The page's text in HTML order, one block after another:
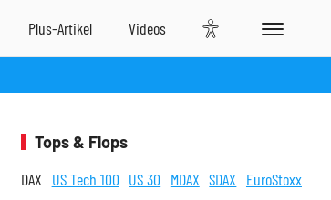
Tops & Flops
DAX US Tech 100 US 30 MDAX SDAX EuroStoxx